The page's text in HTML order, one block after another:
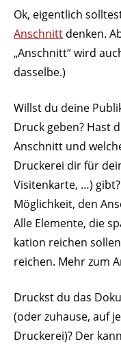
Ok, eigentlich
Anschnitt denken.
„Anschnitt“ wird
dasselbe.)
Willst du deine
Druck geben? Hast
Anschnitt und
Druckerei dir für
Visi­ten­karte, …)
Möglichkeit, den
Alle Elemente, die
kation reichen
reichen. Mehr zum
Druckst du das
(oder zuhause, auf
Druckerei)? Der